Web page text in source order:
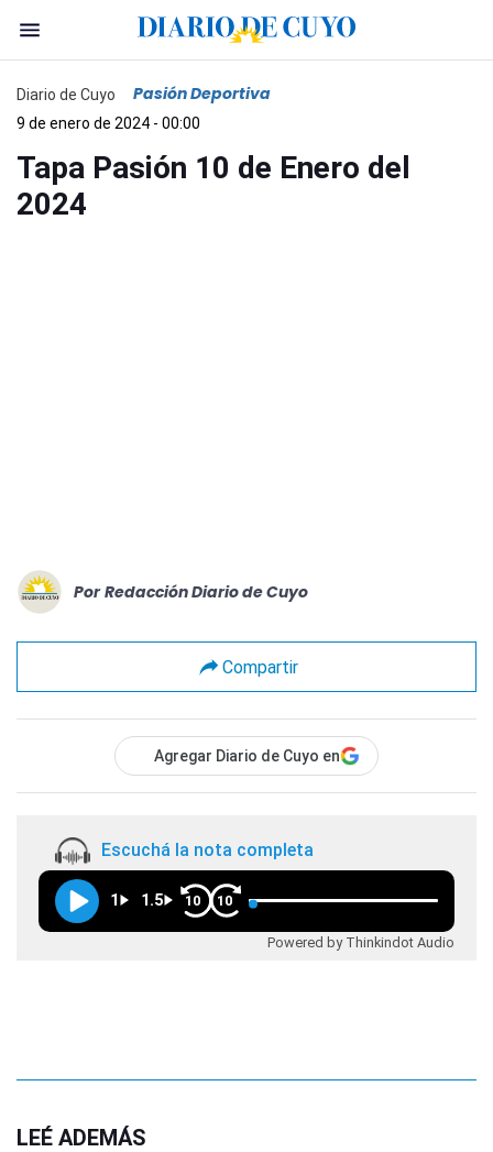
Diario de Cuyo Pasión Deportiva
9 de enero de 2024 - 00:00
Tapa Pasión 10 de Enero del
2024
Por Redacción Diario de Cuyo
Compartir
Agregar Diario de Cuyo en
Escuchá la nota completa
1 1.5 10 10
Powered by Thinkindot Audio
LEÉ ADEMÁS